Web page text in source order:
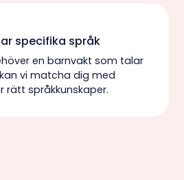
specifika språk
en barnvakt som talar
vi matcha dig med
rätt språkkunskaper.